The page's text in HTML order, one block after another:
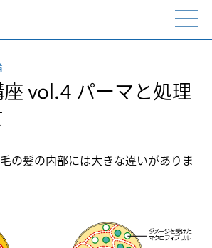
Open
the
vol.4 パーマと処理
の髪の内部には大きな違いがありま